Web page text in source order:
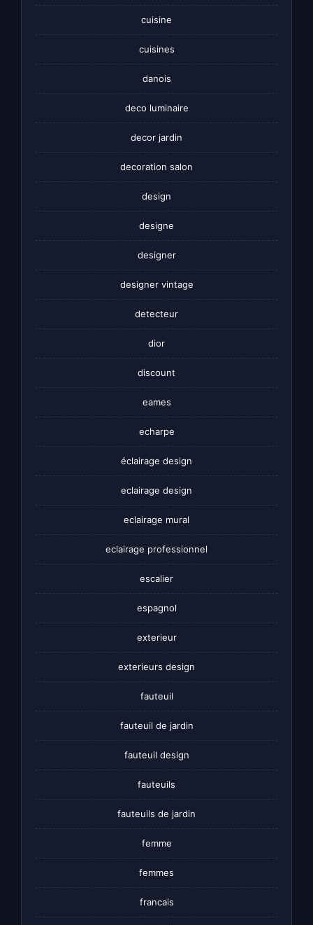
cuisine
cuisines
danois
deco luminaire
decor jardin
decoration salon
design
designe
designer
designer vintage
detecteur
dior
discount
eames
echarpe
éclairage design
eclairage design
eclairage mural
eclairage professionnel
escalier
espagnol
exterieur
exterieurs design
fauteuil
fauteuil de jardin
fauteuil design
fauteuils
fauteuils de jardin
femme
femmes
francais